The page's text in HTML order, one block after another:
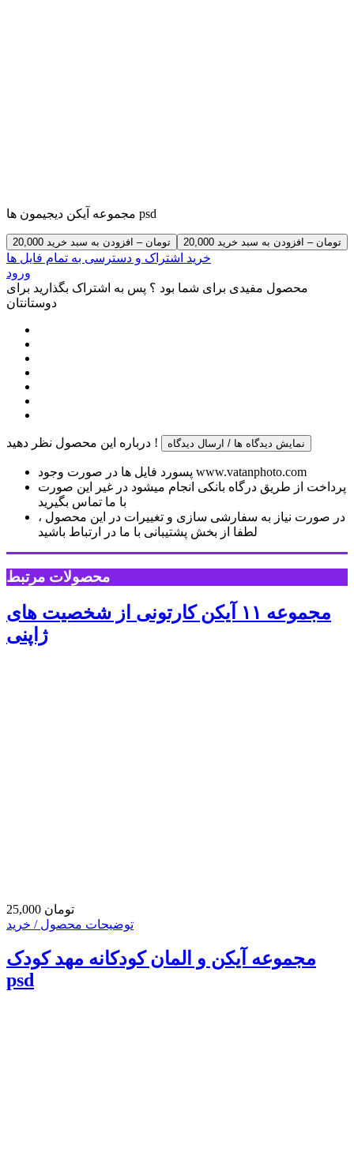
مجموعه آیکن دیجیمون ها psd
20,000 تومان – افزودن به سبد خرید
خرید اشتراک و دسترسی به تمام فایل ها
ورود
محصول مفیدی برای شما بود ؟ پس به اشتراک بگذارید برای
دوستانتان
درباره این محصول نظر دهید ! نمایش دیدگاه ها / ارسال دیدگاه
پسورد فایل ها در صورت وجود www.vatanphoto.com
پرداخت از طریق درگاه بانکی انجام میشود در غیر این صورت
با ما تماس بگیرید
در صورت نیاز به سفارشی سازی و تغییرات در این محصول ،
لطفا از بخش پشتیبانی با ما در ارتباط باشید
محصولات مرتبط
مجموعه ۱۱ آیکن کارتونی از شخصیت های
ژاپنی
25,000 تومان
توضیحات محصول / خرید
مجموعه آیکن و المان کودکانه مهد کودک
psd